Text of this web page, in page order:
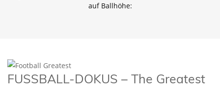
auf Ballhöhe:
FUSSBALL-DOKUS – The Greatest